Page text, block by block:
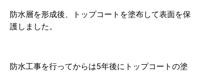
防水層を形成後、トップコートを塗布して表面を保
護しました。
防水工事を行ってからは5年後にトップコートの塗